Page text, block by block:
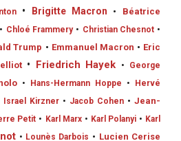
• Brigitte Macron •
Béatrice
• Chloé Frammery • Christian Chesnot •
Trump • Emmanuel Macron • Eric
• Friedrich Hayek •
George
• Hans-Hermann Hoppe •
Hervé
Israel Kirzner • Jacob Cohen • Jean-
Petit • Karl Marx • Karl Polanyi • Karl
• Lounès Darbois • Lucien Cerise